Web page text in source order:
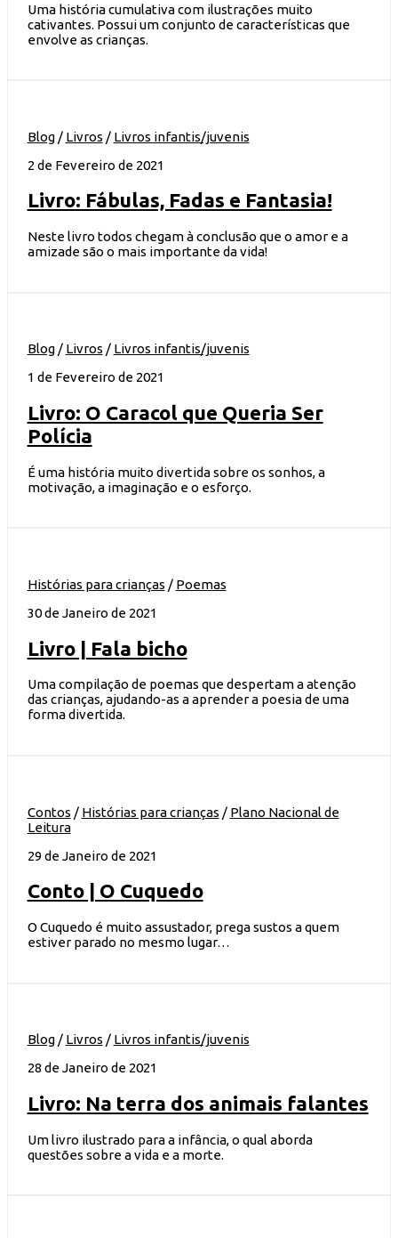
Uma história cumulativa com ilustrações muito
cativantes. Possui um conjunto de características que
envolve as crianças.
Blog/ Livros / Livros infantis/juvenis
2 de Fevereiro de 2021
Livro: Fábulas, Fadas e Fantasia!
Neste livro todos chegam à conclusão que o amor e a
amizade são o mais importante da vida!
Blog/ Livros / Livros infantis/juvenis
1 de Fevereiro de 2021
Livro: O Caracol que Queria Ser
Polícia
É uma história muito divertida sobre os sonhos, a
motivação, a imaginação e o esforço.
Histórias para crianças / Poemas
30 de Janeiro de 2021
Livro | Fala bicho
Uma compilação de poemas que despertam a atenção
das crianças, ajudando-as a aprender a poesia de uma
forma divertida.
Contos / Histórias para crianças / Plano Nacional de
Leitura
29 de Janeiro de 2021
Conto | O Cuquedo
O Cuquedo é muito assustador, prega sustos a quem
estiver parado no mesmo lugar…
Blog/ Livros / Livros infantis/juvenis
28 de Janeiro de 2021
Livro: Na terra dos animais falantes
Um livro ilustrado para a infância, o qual aborda
questões sobre a vida e a morte.